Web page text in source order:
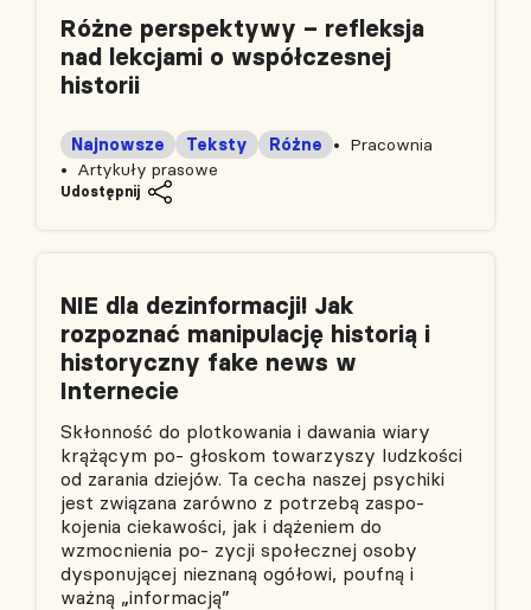
Różne perspektywy – refleksja
nad lekcjami o współczesnej
historii
Pracownia
Najnowsze Teksty
Różne
Artykuły prasowe
Udostępnij
NIE dla dezinformacji! Jak
rozpoznać manipulację historią i
historyczny fake news w
Internecie
Skłonność do plotkowania i dawania wiary
krążącym po- głoskom towarzyszy ludzkości
od zarania dziejów. Ta cecha naszej psychiki
jest związana zarówno z potrzebą zaspo-
kojenia ciekawości, jak i dążeniem do
wzmocnienia po- zycji społecznej osoby
dysponującej nieznaną ogółowi, poufną i
ważną „informacją”